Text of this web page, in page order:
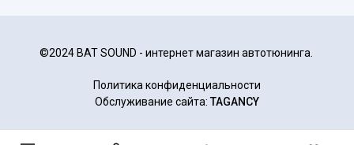
©2024 BAT SOUND - интернет магазин автотюнинга.
Политика конфиденциальности
Обслуживание сайта: TAGANCY